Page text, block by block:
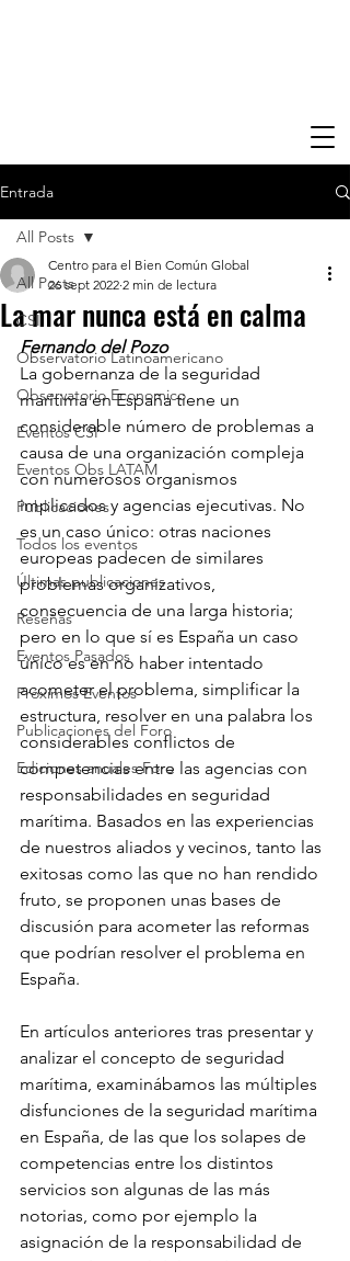
Entrada
All Posts
CSI
Observatorio Latinoamericano
Observatorio Economico
Eventos CSI
Eventos Obs LATAM
Publicaciones
Todos los eventos
Últimas publicaciones
Reseñas
Eventos Pasados
Próximos Eventos
Publicaciones del Foro
Ediciones anuales Foro
All Posts
La mar nunca está en calma
Centro para el Bien Común Global
26 sept 2022 2 min de lectura
Fernando del Pozo
La gobernanza de la seguridad
marítima en España tiene un
considerable número de problemas a
causa de una organización compleja
con numerosos organismos
implicados y agencias ejecutivas. No
es un caso único: otras naciones
europeas padecen de similares
problemas organizativos,
consecuencia de una larga historia;
pero en lo que sí es España un caso
único es en no haber intentado
acometer el problema, simplificar la
estructura, resolver en una palabra los
considerables conflictos de
competencias entre las agencias con
responsabilidades en seguridad
marítima. Basados en las experiencias
de nuestros aliados y vecinos, tanto las
exitosas como las que no han rendido
fruto, se proponen unas bases de
discusión para acometer las reformas
que podrían resolver el problema en
España.
En artículos anteriores tras presentar y
analizar el concepto de seguridad
marítima, examinábamos las múltiples
disfunciones de la seguridad marítima
en España, de las que los solapes de
competencias entre los distintos
servicios son algunas de las más
notorias, como por ejemplo la
asignación de la responsabilidad de